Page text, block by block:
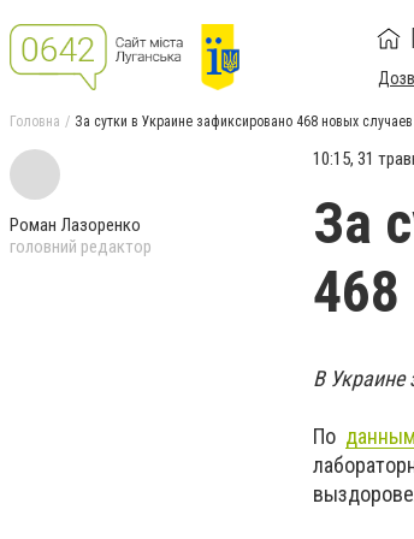
Головна За сутки в Украине зафиксировано 468 новых
Роман Лазоренко
головний редактор
10:15, 31
За
468
В Украине
По данным